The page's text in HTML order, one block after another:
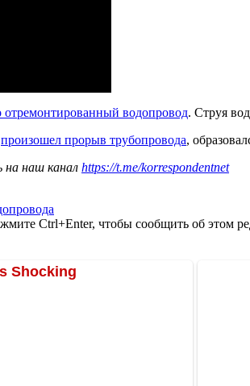
отремонтированный водопровод. Струя
произошел прорыв трубопровода,
на наш канал https://t.me/korrespondentnet
Ctrl+Enter, чтобы сообщить об этом